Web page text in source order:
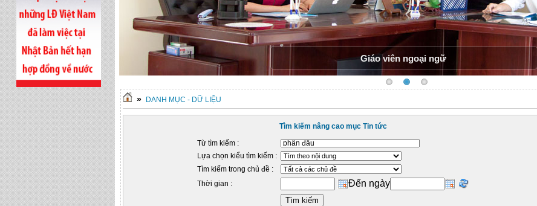
Giáo viên ngoại ngữ
» DANH MỤC - DỮ LIỆU
Tìm kiếm nâng cao mục Tin tức
Từ tìm kiếm :
Lựa chọn kiểu tìm kiếm :
Tìm kiếm trong chủ đề :
Thời gian :
Đến ngày